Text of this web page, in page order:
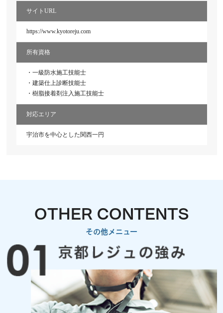
サイトURL
https://www.kyotoreju.com​
所有資格
・一級防水施工技能士
・建築仕上診断技能士
・樹脂接着剤注入施工技能士
対応エリア
宇治市を中心とした関西一円
OTHER CONTENTS
その他メニュー